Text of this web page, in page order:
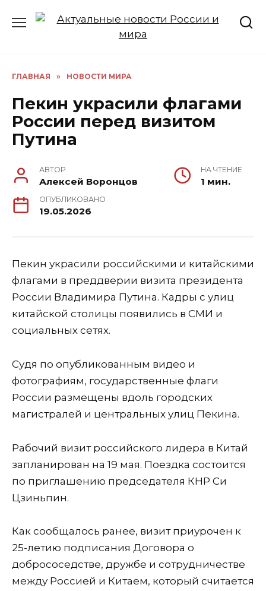
ГЛАВНАЯ » НОВОСТИ МИРА
Пекин украсили флагами
России перед визитом
Путина
АВТОР
Алексей Воронцов
НА ЧТЕНИЕ
1 мин.
ОПУБЛИКОВАНО
19.05.2026
Пекин украсили российскими и китайскими
флагами в преддверии визита президента
России Владимира Путина. Кадры с улиц
китайской столицы появились в СМИ и
социальных сетях.
Судя по опубликованным видео и
фотографиям, государственные флаги
России размещены вдоль городских
магистралей и центральных улиц Пекина.
Рабочий визит российского лидера в Китай
запланирован на 19 мая. Поездка состоится
по приглашению председателя КНР Си
Цзиньпин.
Как сообщалось ранее, визит приурочен к
25-летию подписания Договора о
добрососедстве, дружбе и сотрудничестве
между Россией и Китаем, который считается